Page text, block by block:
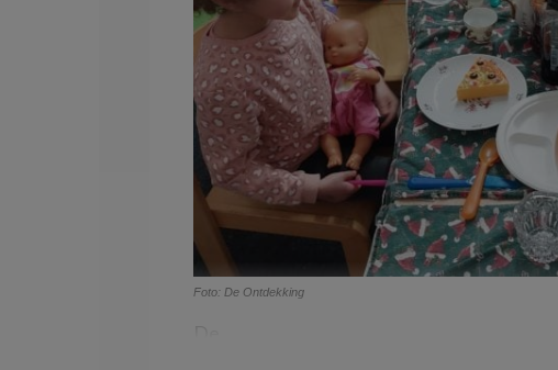
Foto: De Ontdekking